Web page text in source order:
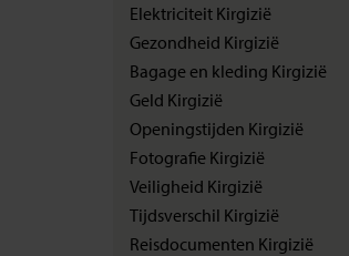
Elektriciteit Kirgizië
Gezondheid Kirgizië
Bagage en kleding Kirgizië
Geld Kirgizië
Openingstijden Kirgizië
Fotografie Kirgizië
Veiligheid Kirgizië
Tijdsverschil Kirgizië
Reisdocumenten Kirgizië